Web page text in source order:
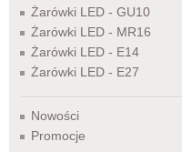
Żarówki LED - GU10
Żarówki LED - MR16
Żarówki LED - E14
Żarówki LED - E27
Nowości
Promocje